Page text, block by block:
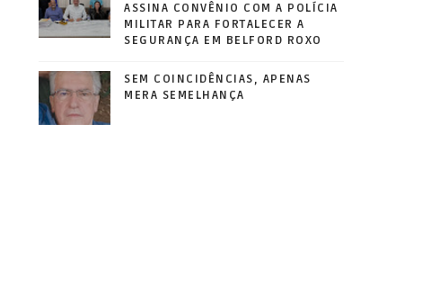
ASSINA CONVÊNIO COM A POLÍCIA
MILITAR PARA FORTALECER A
SEGURANÇA EM BELFORD ROXO
SEM COINCIDÊNCIAS, APENAS
MERA SEMELHANÇA